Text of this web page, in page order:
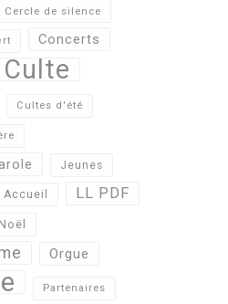
Cercle de silence
Concerts
Culte
Cultes d'été
Jeunes
LL PDF
Noël
Orgue
Partenaires